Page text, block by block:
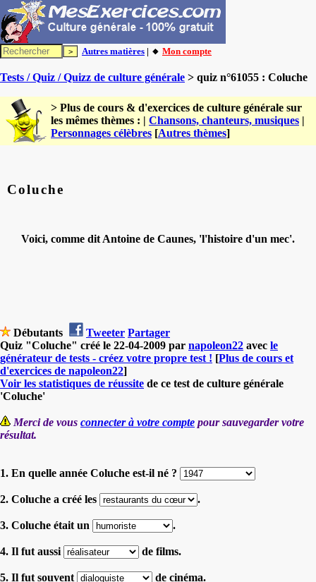
Autres matières | 🔸 Mon compte
Tests / Quiz / Quizz de culture générale > quiz n°61055 : Coluche
> Plus de cours & d'exercices de culture générale sur
les mêmes thèmes : | Chansons, chanteurs, musiques |
Personnages célèbres [Autres thèmes]
Coluche
Voici, comme dit Antoine de Caunes, 'l'histoire d'un mec'.
Débutants Tweeter Partager
Quiz "Coluche" créé le 22-04-2009 par napoleon22 avec le
générateur de tests - créez votre propre test ! [Plus de cours et
d'exercices de napoleon22]
Voir les statistiques de réussite de ce test de culture générale
'Coluche'
Merci de vous connecter à votre compte pour sauvegarder votre
résultat.
1. En quelle année Coluche est-il né ?
2. Coluche a créé les .
3. Coluche était un .
4. Il fut aussi de films.
5. Il fut souvent de cinéma.